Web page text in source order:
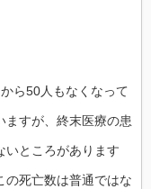
ら50人もなくなって
ますが、終末医療の患
いところがあります
の死亡数は普通ではな